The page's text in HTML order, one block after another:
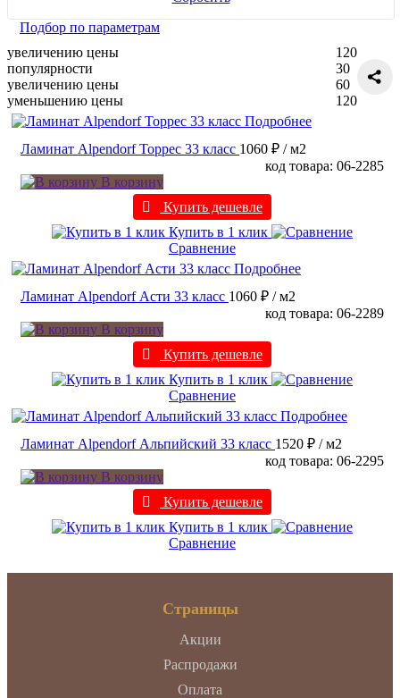
Подбор по параметрам
увеличению цены
популярности
увеличению цены
уменьшению цены
120
30
60
120
Подробнее
Ламинат Alpendorf Торрес 33 класс 1060 ₽ / м2
код товара: 06-2285
В корзину
Купить дешевле
Купить в 1 клик
Сравнение
Подробнее
Ламинат Alpendorf Асти 33 класс 1060 ₽ / м2
код товара: 06-2289
В корзину
Купить дешевле
Купить в 1 клик
Сравнение
Подробнее
Ламинат Alpendorf Альпийский 33 класс 1520 ₽ / м2
код товара: 06-2295
В корзину
Купить дешевле
Купить в 1 клик
Сравнение
Страницы
Акции
Распродажи
Оплата